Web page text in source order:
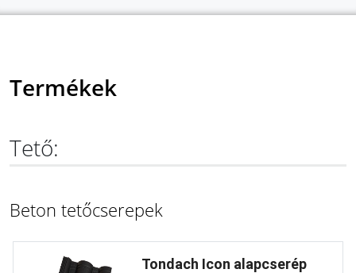
Termékek
Tető:
Beton tetőcserepek
Tondach Icon alapcserép